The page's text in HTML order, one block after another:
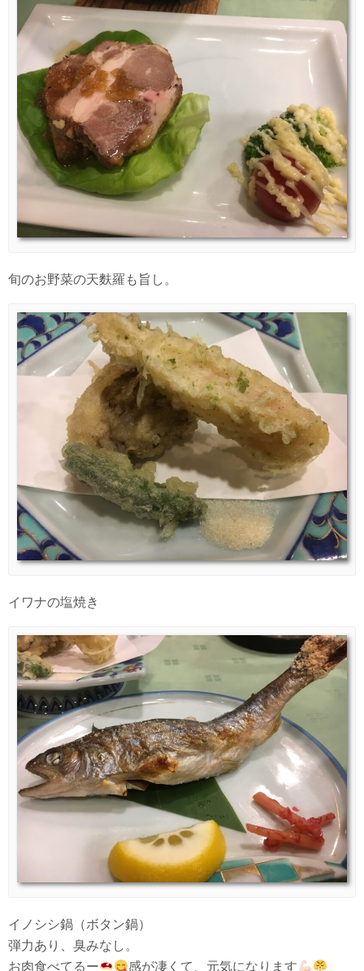
旬のお野菜の天麩羅も旨し。
イワナの塩焼き
イノシシ鍋（ボタン鍋）
弾力あり、臭みなし。
お肉食べてるー
感が凄くて、元気になります